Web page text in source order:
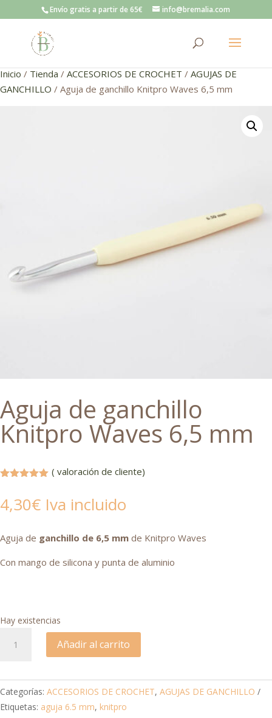
Envío gratis a partir de 65€ info@bremalia.com
Inicio / Tienda / ACCESORIOS DE CROCHET / AGUJAS DE
GANCHILLO / Aguja de ganchillo Knitpro Waves 6,5 mm
Aguja de ganchillo
Knitpro Waves 6,5 mm
de 5 en
base a
cliente
( valoración de cliente)
4,30€ Iva incluido
Aguja de ganchillo de 6,5 mm de Knitpro Waves
Con mango de silicona y punta de aluminio
Hay existencias
Knitpro
Waves
6,5
Añadir al carrito
Categorías: ACCESORIOS DE CROCHET, AGUJAS DE GANCHILLO
Etiquetas: aguja 6.5 mm, knitpro